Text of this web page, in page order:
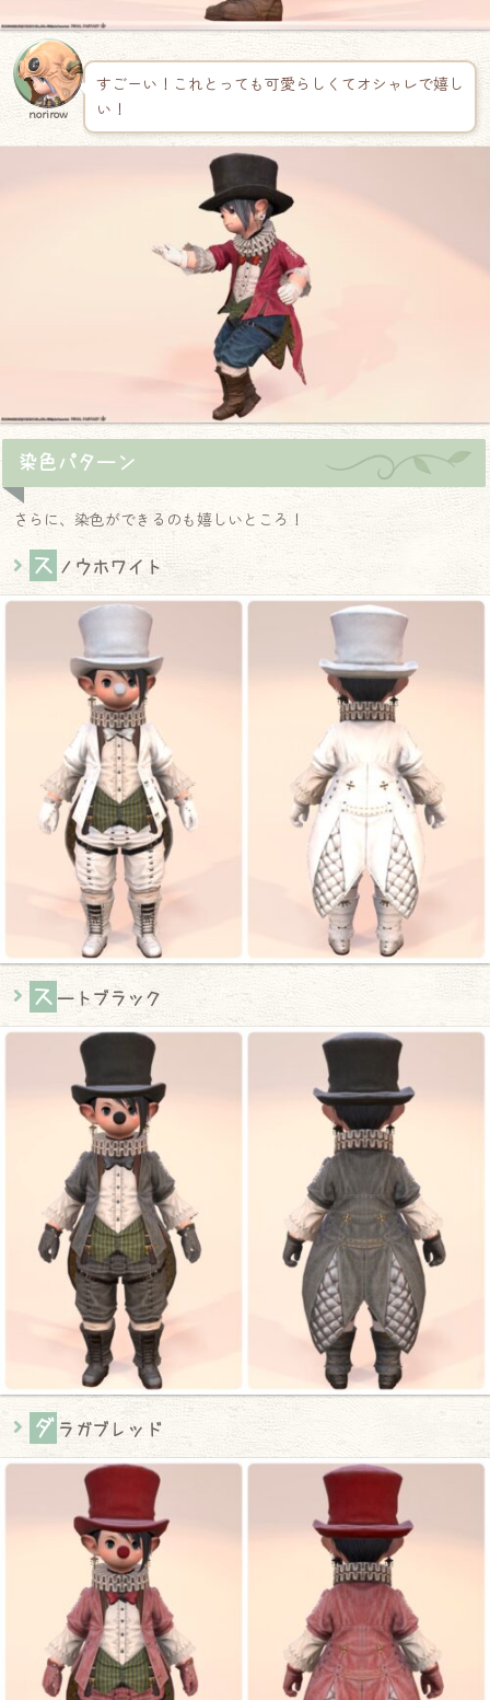
norirow
すごーい！これとっても可愛らしくてオシャレで嬉し
い！
染色パターン
さらに、染色ができるのも嬉しいところ！
ス ノウホワイト
ス ートブラック
ダ ラガブレッド